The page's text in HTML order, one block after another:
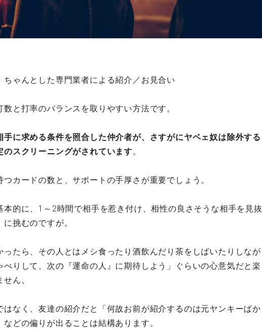
ちゃんとした専門業者による紹介／お見合い
数と打率のバランスを取りやすい方法です。
手に求める条件を照合した仲介者が、さすがにヤベェ奴は除外する
のスクリーニングがされています。
つカードの数と、サポートの手厚さが重要でしょう。
本的に、1～2時間で相手を惹き付け、相性の良さそうな相手を見抜
に挑むのですが。
ったら、その人とはメシ食ったり酒飲んだり茶をしばいたりしなが
べりして、次の『運命の人』に期待しよう」ぐらいの心意気だと楽
ん。
はなく、友達の紹介だと「何故お前が紹介するのは元ヤンキーばか
などの偏りが出ることは結構あります。